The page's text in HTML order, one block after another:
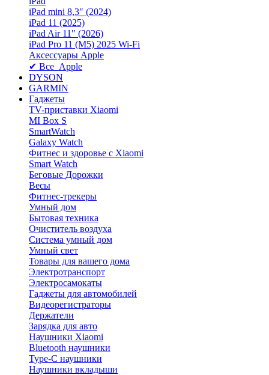
iPad mini 8,3″ (2024)
iPad 11 (2025)
iPad Air 11" (2026)
iPad Pro 11 (M5) 2025 Wi-Fi
Аксессуары Apple
✔ Все Apple
DYSON
GARMIN
Гаджеты
TV-приставки Xiaomi
MI Box S
SmartWatch
Galaxy Watch
Фитнес и здоровье с Xiaomi
Smart Watch
Беговые Дорожки
Весы
Фитнес-трекеры
Умный дом
Бытовая техника
Очиститель воздуха
Система умный дом
Умный свет
Товары для вашего дома
Электротранспорт
Электросамокаты
Гаджеты для автомобилей
Видеорегистраторы
Держатели
Зарядка для авто
Наушники Xiaomi
Bluetooth наушники
Type-C наушники
Наушники вкладыши